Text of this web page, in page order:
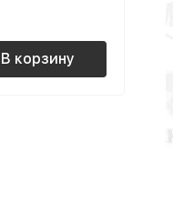
В корзину